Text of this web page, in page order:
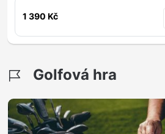
1 390 Kč
Golfová hra